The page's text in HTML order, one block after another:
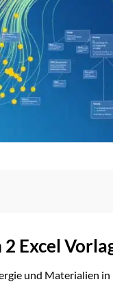
2 Excel
und Materialien